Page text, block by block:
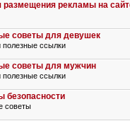
размещения рекламы на
советы для девушек
полезные ссылки
советы для мужчин
полезные ссылки
безопасности
советы